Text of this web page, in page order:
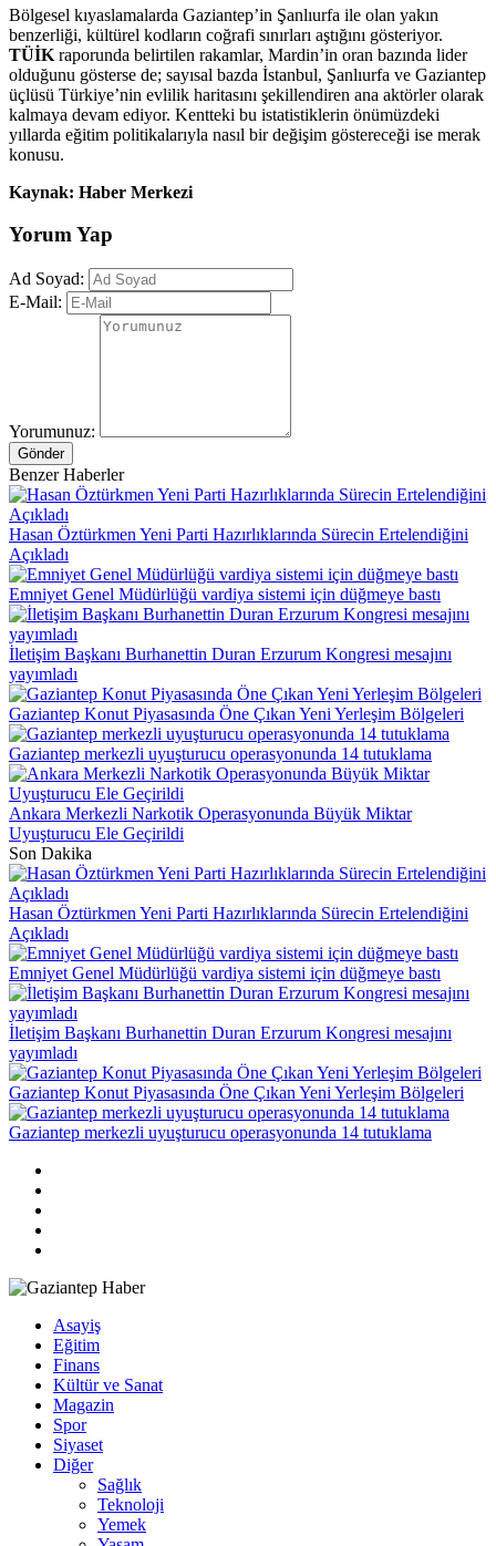
Bölgesel kıyaslamalarda Gaziantep’in Şanlıurfa ile olan yakın
benzerliği, kültürel kodların coğrafi sınırları aştığını gösteriyor.
TÜİK raporunda belirtilen rakamlar, Mardin’in oran bazında lider
olduğunu gösterse de; sayısal bazda İstanbul, Şanlıurfa ve Gaziantep
üçlüsü Türkiye’nin evlilik haritasını şekillendiren ana aktörler olarak
kalmaya devam ediyor. Kentteki bu istatistiklerin önümüzdeki
yıllarda eğitim politikalarıyla nasıl bir değişim göstereceği ise merak
konusu.
Kaynak: Haber Merkezi
Yorum Yap
Ad Soyad:
E-Mail:
Yorumunuz:
Gönder
Benzer Haberler
Hasan Öztürkmen Yeni Parti Hazırlıklarında Sürecin Ertelendiğini
Açıkladı
Emniyet Genel Müdürlüğü vardiya sistemi için düğmeye bastı
İletişim Başkanı Burhanettin Duran Erzurum Kongresi mesajını
yayımladı
Gaziantep Konut Piyasasında Öne Çıkan Yeni Yerleşim Bölgeleri
Gaziantep merkezli uyuşturucu operasyonunda 14 tutuklama
Ankara Merkezli Narkotik Operasyonunda Büyük Miktar
Uyuşturucu Ele Geçirildi
Son Dakika
Hasan Öztürkmen Yeni Parti Hazırlıklarında Sürecin Ertelendiğini
Açıkladı
Emniyet Genel Müdürlüğü vardiya sistemi için düğmeye bastı
İletişim Başkanı Burhanettin Duran Erzurum Kongresi mesajını
yayımladı
Gaziantep Konut Piyasasında Öne Çıkan Yeni Yerleşim Bölgeleri
Gaziantep merkezli uyuşturucu operasyonunda 14 tutuklama
Asayiş
Eğitim
Finans
Kültür ve Sanat
Magazin
Spor
Siyaset
Diğer
Sağlık
Teknoloji
Yemek